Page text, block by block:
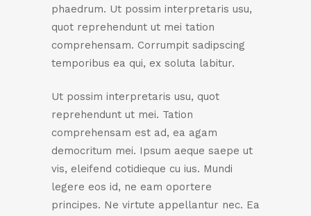
phaedrum. Ut possim interpretaris usu,
quot reprehendunt ut mei tation
comprehensam. Corrumpit sadipscing
temporibus ea qui, ex soluta labitur.
Ut possim interpretaris usu, quot
reprehendunt ut mei. Tation
comprehensam est ad, ea agam
democritum mei. Ipsum aeque saepe ut
vis, eleifend cotidieque cu ius. Mundi
legere eos id, ne eam oportere
principes. Ne virtute appellantur nec. Ea